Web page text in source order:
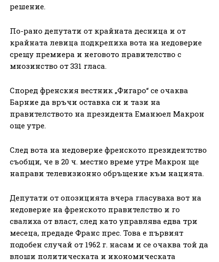
решение.
По-рано депутати от крайната десница и от
крайната левица подкрепиха вота на недоверие
срещу премиера и неговото правителство с
мнозинство от 331 гласа.
Според френския вестник „Фигаро“ се очаква
Барние да връчи оставка си и тази на
правителството на президента Еманюел Макрон
още утре.
След вота на недоверие френското президентство
съобщи, че в 20 ч. местно време утре Макрон ще
направи телевизионно обръщение към нацията.
Депутати от опозицията вчера гласуваха вот на
недоверие на френското правителство и го
свалиха от власт, след като управлява едва три
месеца, предаде Франс прес. Това е първият
подобен случай от 1962 г. насам и се очаква той да
влоши политическата и икономическата